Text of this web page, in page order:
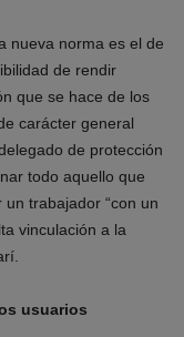
nueva norma es el de
de rendir
que se hace de los
carácter general
de protección
todo aquello que
trabajador “con un
vinculación a la
usuarios